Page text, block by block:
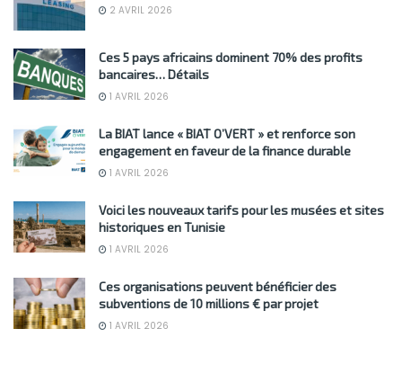
2 AVRIL 2026
Ces 5 pays africains dominent 70% des profits
bancaires… Détails
1 AVRIL 2026
La BIAT lance « BIAT O’VERT » et renforce son
engagement en faveur de la finance durable
1 AVRIL 2026
Voici les nouveaux tarifs pour les musées et sites
historiques en Tunisie
1 AVRIL 2026
Ces organisations peuvent bénéficier des
subventions de 10 millions € par projet
1 AVRIL 2026